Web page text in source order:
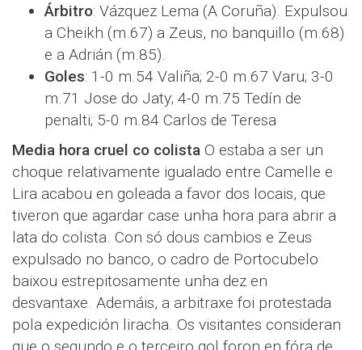
Árbitro: Vázquez Lema (A Coruña). Expulsou
a Cheikh (m.67) a Zeus, no banquillo (m.68)
e a Adrián (m.85).
Goles: 1-0 m.54 Valiña; 2-0 m.67 Varu; 3-0
m.71 Jose do Jaty; 4-0 m.75 Tedín de
penalti; 5-0 m.84 Carlos de Teresa
Media hora cruel co colista O estaba a ser un
choque relativamente igualado entre Camelle e
Lira acabou en goleada a favor dos locais, que
tiveron que agardar case unha hora para abrir a
lata do colista. Con só dous cambios e Zeus
expulsado no banco, o cadro de Portocubelo
baixou estrepitosamente unha dez en
desvantaxe. Ademáis, a arbitraxe foi protestada
pola expedición liracha. Os visitantes consideran